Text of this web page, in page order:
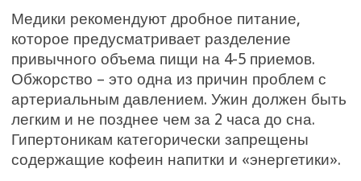
Медики рекомендуют дробное питание,
которое предусматривает разделение
привычного объема пищи на 4-5 приемов.
Обжорство – это одна из причин проблем с
артериальным давлением. Ужин должен быть
легким и не позднее чем за 2 часа до сна.
Гипертоникам категорически запрещены
содержащие кофеин напитки и «энергетики».